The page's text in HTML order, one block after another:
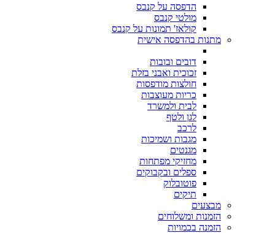
הדפסה על קנבס
מולטי קנבס
קולאז' תמונות על קנבס
מתנות בהדפסה אישית
דובים ובובות
זכוכית ואבני בזלת
חולצות מודפסות
כריות מעוצבות
לבית ולמשרד
לגן ולטף
לרכב
מגבות ושמיכות
מגנטים
מחזיקי מפתחות
ספלים ובקבוקים
פוטובלוק
תיקים
מבצעים
הזמנות ומשלוחים
הזמנה בכמויות